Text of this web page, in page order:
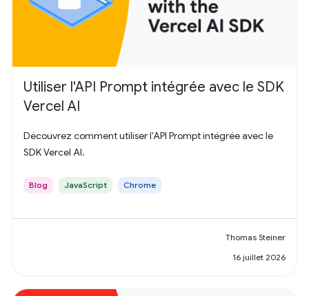
Utiliser l'API Prompt intégrée avec le SDK
Vercel AI
Découvrez comment utiliser l'API Prompt intégrée avec le
SDK Vercel AI.
Blog JavaScript Chrome
Thomas Steiner
16 juillet 2026